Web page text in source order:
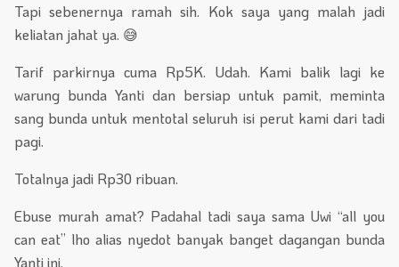
Tapi sebenernya ramah sih. Kok saya yang malah jadi
keliatan jahat ya. 😅
Tarif parkirnya cuma Rp5K. Udah. Kami balik lagi ke
warung bunda Yanti dan bersiap untuk pamit, meminta
sang bunda untuk mentotal seluruh isi perut kami dari tadi
pagi.
Totalnya jadi Rp30 ribuan.
Ebuse murah amat? Padahal tadi saya sama Uwi “all you
can eat” lho alias nyedot banyak banget dagangan bunda
Yanti ini.